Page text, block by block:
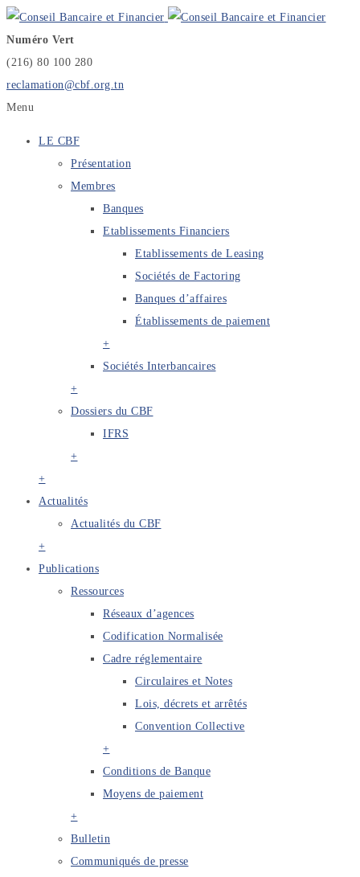
Numéro Vert
(216) 80 100 280
reclamation@cbf.org.tn
Menu
LE CBF
Présentation
Membres
Banques
Etablissements Financiers
Etablissements de Leasing
Sociétés de Factoring
Banques d’affaires
Établissements de paiement
+
Sociétés Interbancaires
+
Dossiers du CBF
IFRS
+
+
Actualités
Actualités du CBF
+
Publications
Ressources
Réseaux d’agences
Codification Normalisée
Cadre réglementaire
Circulaires et Notes
Lois, décrets et arrêtés
Convention Collective
+
Conditions de Banque
Moyens de paiement
+
Bulletin
Communiqués de presse